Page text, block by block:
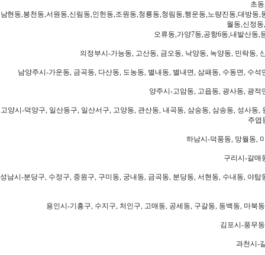
초
남현동,봉천동,서원동,신림동,인헌동,조원동,청룡동,청림동,행운동,노량진동,대방
월동,신정
오류동,가양7동,공항6동,내발산동,
의정부시-가능동, 고산동, 금오동, 낙양동, 녹양동, 민락동,
남양주시-가운동, 금곡동, 다산동, 도농동, 별내동, 별내면, 삼패동, 수동면, 수
양주시-고암동, 고읍동, 광사동, 광
고양시-덕양구, 일산동구, 일산서구, 고양동, 관산동, 내곡동, 삼숭동, 삼송동, 성사
주엽
하남시-덕풍동, 망월동,
구리시-갈매
성남시-분당구, 수정구, 중원구, 구미동, 궁내동, 금곡동, 분당동, 서현동, 수내동, 야
용인시-기흥구, 수지구, 처인구, 고매동, 공세동, 구갈동, 동백동, 마북
김포시-풍무
과천시-